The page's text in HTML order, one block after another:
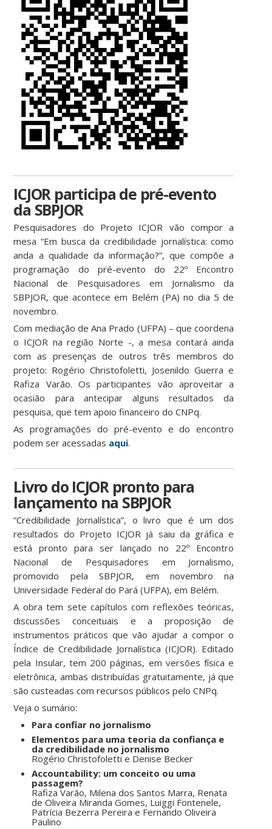
ICJOR participa de pré-evento
da SBPJOR
Pesquisadores do Projeto ICJOR vão compor a
mesa “Em busca da credibilidade jornalística: como
anda a qualidade da informação?”, que compõe a
programação do pré-evento do 22º Encontro
Nacional de Pesquisadores em Jornalismo da
SBPJOR, que acontece em Belém (PA) no dia 5 de
novembro.
Com mediação de Ana Prado (UFPA) – que coordena
o ICJOR na região Norte -, a mesa contará ainda
com as presenças de outros três membros do
projeto: Rogério Christofoletti, Josenildo Guerra e
Rafiza Varão. Os participantes vão aproveitar a
ocasião para antecipar alguns resultados da
pesquisa, que tem apoio financeiro do CNPq.
As programações do pré-evento e do encontro
podem ser acessadas aqui.
Livro do ICJOR pronto para
lançamento na SBPJOR
“Credibilidade Jornalística”, o livro que é um dos
resultados do Projeto ICJOR já saiu da gráfica e
está pronto para ser lançado no 22º Encontro
Nacional de Pesquisadores em Jornalismo,
promovido pela SBPJOR, em novembro na
Universidade Federal do Pará (UFPA), em Belém.
A obra tem sete capítulos com reflexões teóricas,
discussões conceituais e a proposição de
instrumentos práticos que vão ajudar a compor o
Índice de Credibilidade Jornalística (ICJOR). Editado
pela Insular, tem 200 páginas, em versões física e
eletrônica, ambas distribuídas gratuitamente, já que
são custeadas com recursos públicos pelo CNPq.
Veja o sumário:
Para confiar no jornalismo
Elementos para uma teoria da confiança e
da credibilidade no jornalismo
Rogério Christofoletti e Denise Becker
Accountability: um conceito ou uma
passagem?
Rafiza Varão, Milena dos Santos Marra, Renata
de Oliveira Miranda Gomes, Luiggi Fontenele,
Patrícia Bezerra Pereira e Fernando Oliveira
Paulino